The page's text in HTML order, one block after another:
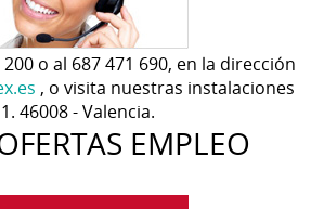
o al 687 471 690, en la dirección
, o visita nuestras instalaciones
46008 - Valencia.
EMPLEO